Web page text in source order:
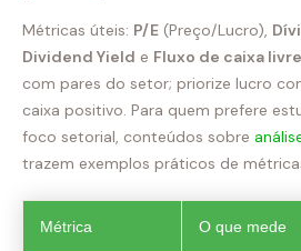
Métricas úteis: P/E (Preço/Lucro),
Dividend Yield e Fluxo de caixa livre
com pares do setor; priorize lucro
caixa positivo. Para quem prefere
foco setorial, conteúdos sobre
trazem exemplos práticos de
Métrica O que mede